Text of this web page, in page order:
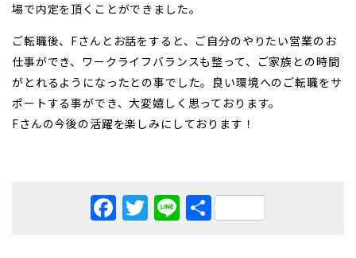
場で内定を頂くことができました。
ご転職後、Fさんとお話をすると、ご自分のやりたい営業のお
仕事ができ、ワークライフバランスも整って、ご家族との時間
がとれるようになったとの事でした。良い環境へのご転職をサ
ポートする事ができ、大変嬉しく思っております。
Fさんの今後の活躍を楽しみにしております！
Facebook
Twitter
Line
共